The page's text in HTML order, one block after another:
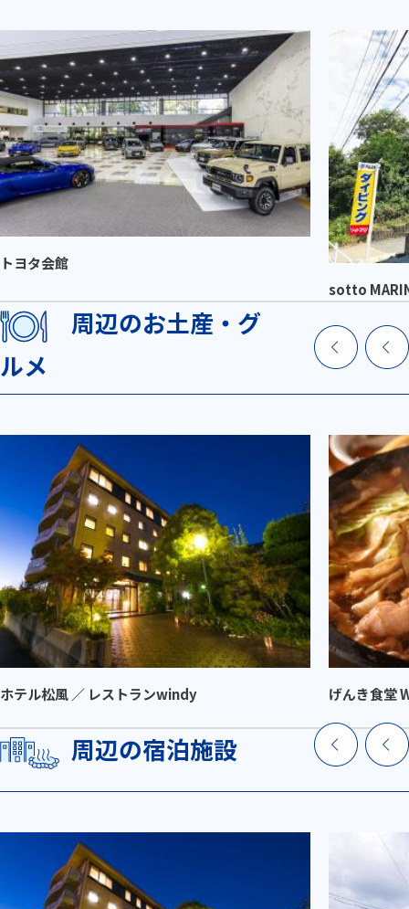
トヨタ会館
sotto
周辺のお土産・グ
ルメ
ホテル松風 ／ レストランwindy げんき食堂
周辺の宿泊施設